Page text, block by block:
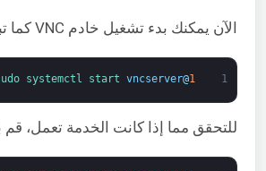
الآن يمكنك بدء تشغيل خادم VNC كما تبدأ أي خدمة أخرى.
1
systemctl start vncserver@1
للتحقق مما إذا كانت الخدمة تعمل، قم